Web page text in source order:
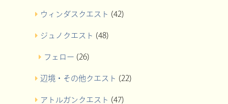
ウィンダスクエスト (42)
ジュノクエスト (48)
フェロー (26)
辺境・その他クエスト (22)
アトルガンクエスト (47)